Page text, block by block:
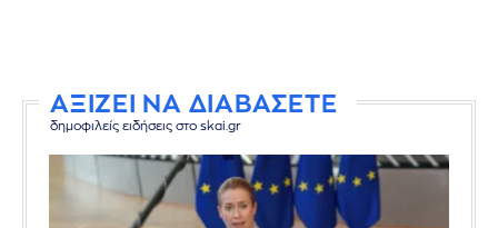
ΑΞΙΖΕΙ ΝΑ ΔΙΑΒΑΣΕΤΕ
δημοφιλείς ειδήσεις στο skai.gr